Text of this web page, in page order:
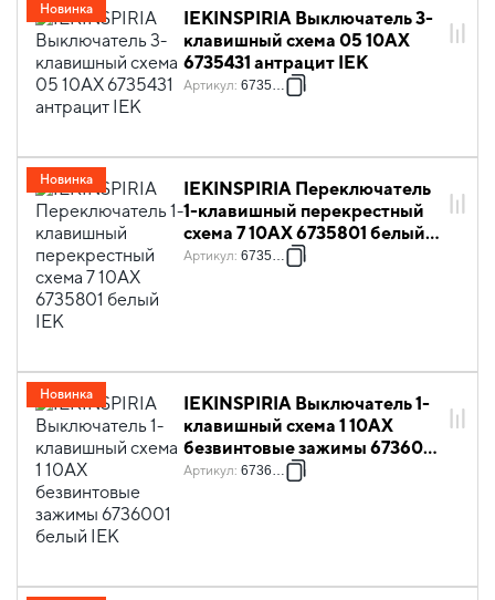
IEKINSPIRIA Выключатель 3-
клавишный схема 05 10АХ
6735431 антрацит IEK
Артикул: 6735431
Новинка
IEKINSPIRIA Переключатель
1-клавишный перекрестный
схема 7 10АХ 6735801 белый
IEK
Артикул: 6735801
Новинка
IEKINSPIRIA Выключатель 1-
клавишный схема 1 10АХ
безвинтовые зажимы 6736001
белый IEK
Артикул: 6736001
Новинка